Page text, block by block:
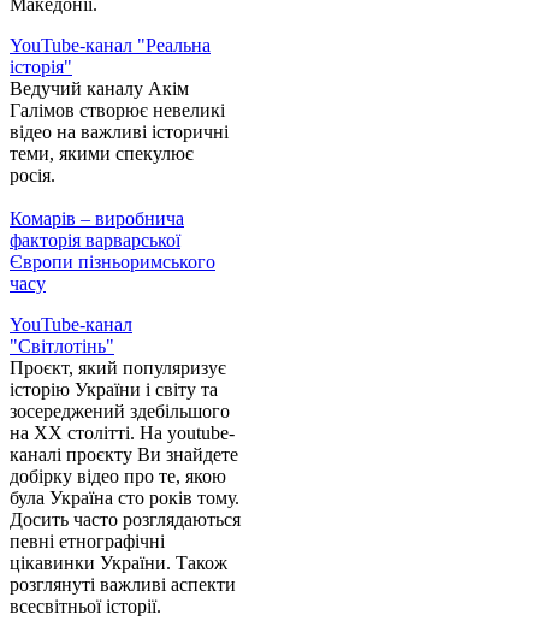
Македонії.
YouTube-канал "Реальна
історія"
Ведучий каналу Акім
Галімов створює невеликі
відео на важливі історичні
теми, якими спекулює
росія.
Комарів – виробнича
факторія варварської
Європи пізньоримського
часу
YouTube-канал
"Світлотінь"
Проєкт, який популяризує
історію України і світу та
зосереджений здебільшого
на XX столітті. На youtube-
каналі проєкту Ви знайдете
добірку відео про те, якою
була Україна сто років тому.
Досить часто розглядаються
певні етнографічні
цікавинки України. Також
розглянуті важливі аспекти
всесвітньої історії.